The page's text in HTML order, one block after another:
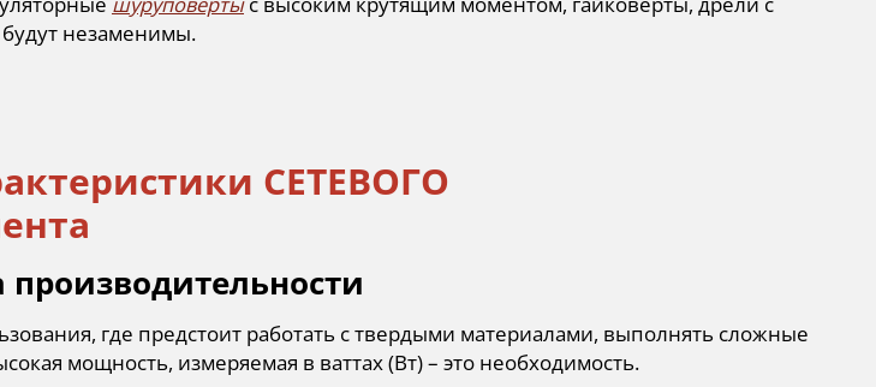
незаменимы.
СЕТЕВОГО
где предстоит работать с твердыми материалами, выполнять сложные
мощность, измеряемая в ваттах (Вт) – это необходимость.